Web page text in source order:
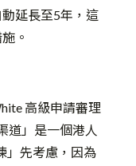
延長至5年，這
。
高級申請審理
道」是一個港人
」先考慮，因為